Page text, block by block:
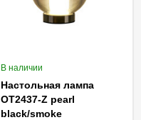
В наличии
Настольная лампа
OT2437-Z pearl
black/smoke